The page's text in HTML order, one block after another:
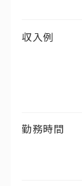
収入例
勤務時間